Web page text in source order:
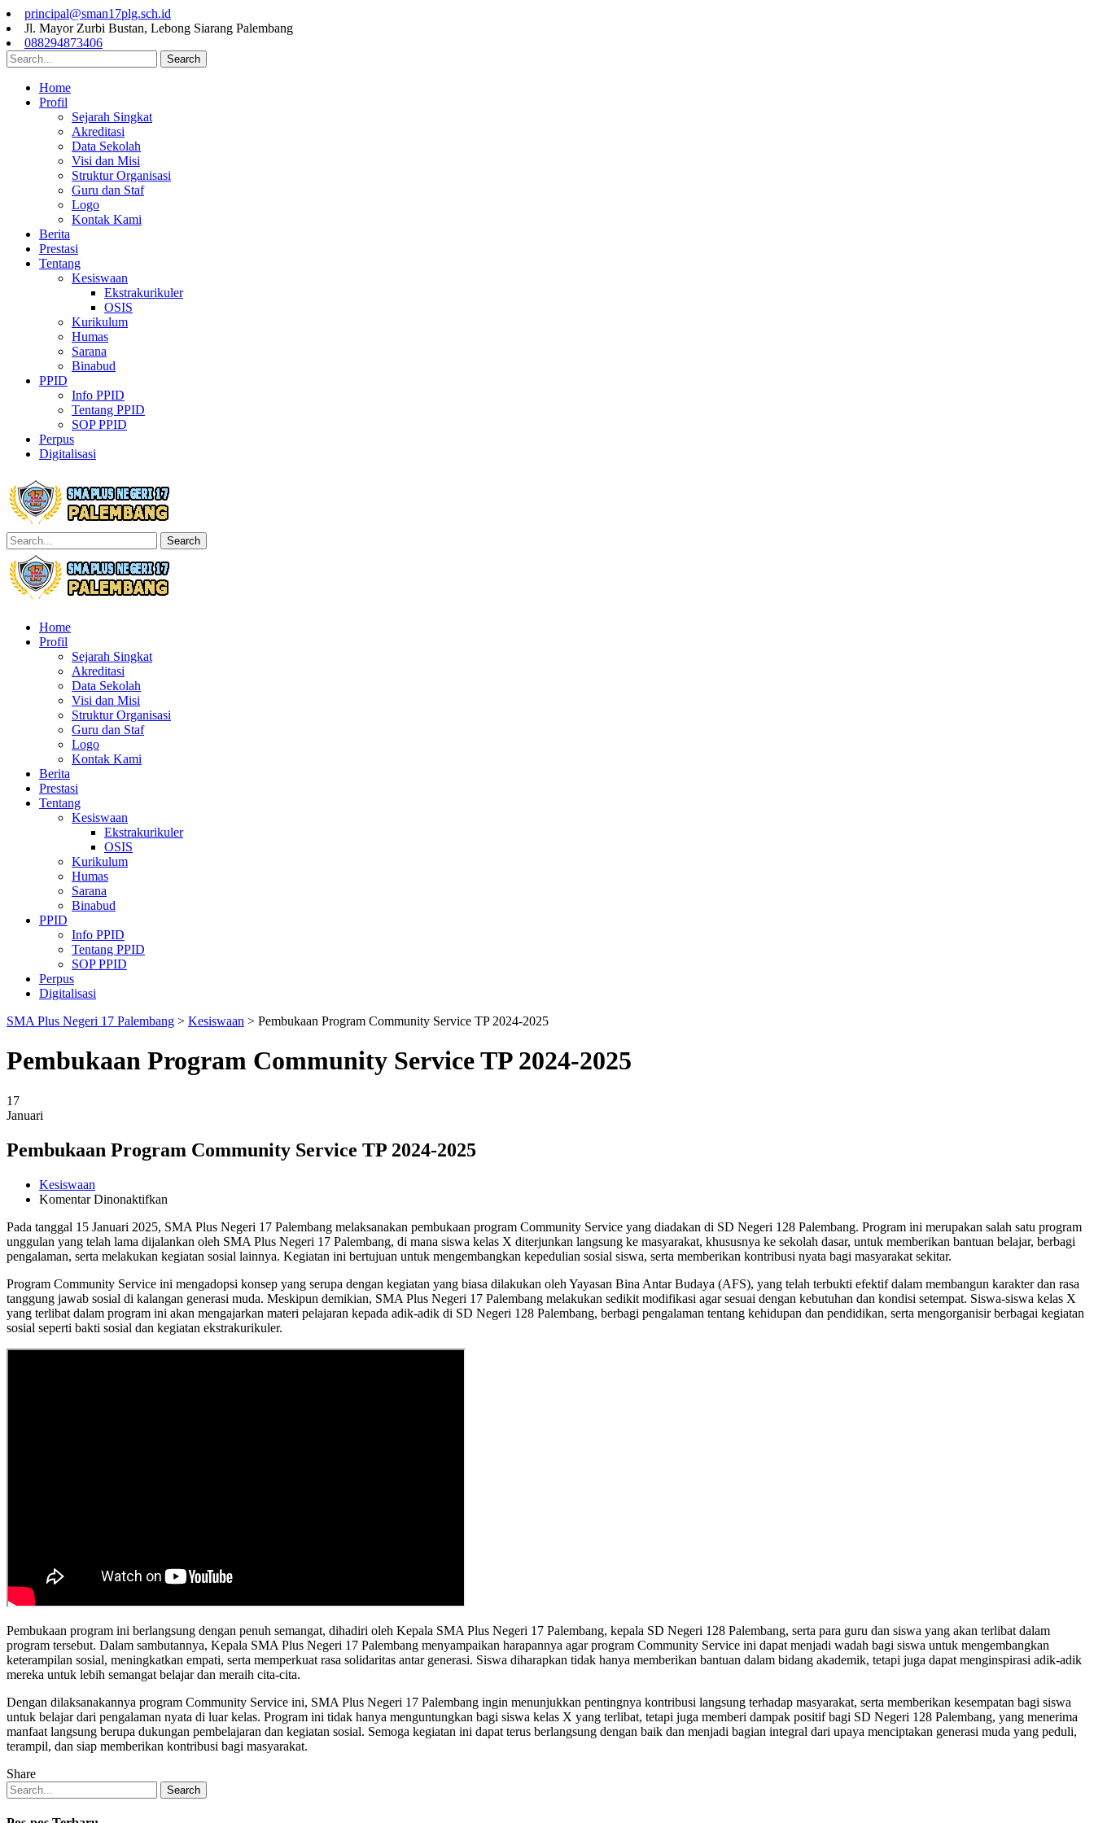
principal@sman17plg.sch.id
Jl. Mayor Zurbi Bustan, Lebong Siarang Palembang
088294873406
Search
Home
Profil
Sejarah Singkat
Akreditasi
Data Sekolah
Visi dan Misi
Struktur Organisasi
Guru dan Staf
Logo
Kontak Kami
Berita
Prestasi
Tentang
Kesiswaan
Ekstrakurikuler
OSIS
Kurikulum
Humas
Sarana
Binabud
PPID
Info PPID
Tentang PPID
SOP PPID
Perpus
Digitalisasi
Search
Home
Profil
Sejarah Singkat
Akreditasi
Data Sekolah
Visi dan Misi
Struktur Organisasi
Guru dan Staf
Logo
Kontak Kami
Berita
Prestasi
Tentang
Kesiswaan
Ekstrakurikuler
OSIS
Kurikulum
Humas
Sarana
Binabud
PPID
Info PPID
Tentang PPID
SOP PPID
Perpus
Digitalisasi
SMA Plus Negeri 17 Palembang > Kesiswaan > Pembukaan Program Community Service TP 2024-2025
Pembukaan Program Community Service TP 2024-2025
17
Januari
Pembukaan Program Community Service TP 2024-2025
Kesiswaan
Komentar Dinonaktifkan
Program
Community
Service
2024-
2025
Pada tanggal 15 Januari 2025, SMA Plus Negeri 17 Palembang melaksanakan pembukaan program Community Service yang diadakan di SD Negeri 128 Palembang. Program ini merupakan salah satu program
unggulan yang telah lama dijalankan oleh SMA Plus Negeri 17 Palembang, di mana siswa kelas X diterjunkan langsung ke masyarakat, khususnya ke sekolah dasar, untuk memberikan bantuan belajar, berbagi
pengalaman, serta melakukan kegiatan sosial lainnya. Kegiatan ini bertujuan untuk mengembangkan kepedulian sosial siswa, serta memberikan kontribusi nyata bagi masyarakat sekitar.
Program Community Service ini mengadopsi konsep yang serupa dengan kegiatan yang biasa dilakukan oleh Yayasan Bina Antar Budaya (AFS), yang telah terbukti efektif dalam membangun karakter dan rasa
tanggung jawab sosial di kalangan generasi muda. Meskipun demikian, SMA Plus Negeri 17 Palembang melakukan sedikit modifikasi agar sesuai dengan kebutuhan dan kondisi setempat. Siswa-siswa kelas X
yang terlibat dalam program ini akan mengajarkan materi pelajaran kepada adik-adik di SD Negeri 128 Palembang, berbagi pengalaman tentang kehidupan dan pendidikan, serta mengorganisir berbagai kegiatan
sosial seperti bakti sosial dan kegiatan ekstrakurikuler.
Pembukaan program ini berlangsung dengan penuh semangat, dihadiri oleh Kepala SMA Plus Negeri 17 Palembang, kepala SD Negeri 128 Palembang, serta para guru dan siswa yang akan terlibat dalam
program tersebut. Dalam sambutannya, Kepala SMA Plus Negeri 17 Palembang menyampaikan harapannya agar program Community Service ini dapat menjadi wadah bagi siswa untuk mengembangkan
keterampilan sosial, meningkatkan empati, serta memperkuat rasa solidaritas antar generasi. Siswa diharapkan tidak hanya memberikan bantuan dalam bidang akademik, tetapi juga dapat menginspirasi adik-adik
mereka untuk lebih semangat belajar dan meraih cita-cita.
Dengan dilaksanakannya program Community Service ini, SMA Plus Negeri 17 Palembang ingin menunjukkan pentingnya kontribusi langsung terhadap masyarakat, serta memberikan kesempatan bagi siswa
untuk belajar dari pengalaman nyata di luar kelas. Program ini tidak hanya menguntungkan bagi siswa kelas X yang terlibat, tetapi juga memberi dampak positif bagi SD Negeri 128 Palembang, yang menerima
manfaat langsung berupa dukungan pembelajaran dan kegiatan sosial. Semoga kegiatan ini dapat terus berlangsung dengan baik dan menjadi bagian integral dari upaya menciptakan generasi muda yang peduli,
terampil, dan siap memberikan kontribusi bagi masyarakat.
Share
Search